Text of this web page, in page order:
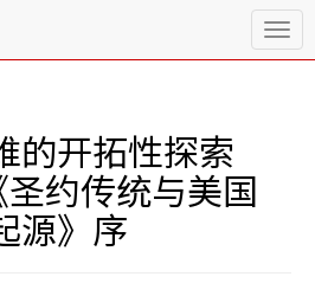
T
o
的开拓性探索
约传统与美国
源》序